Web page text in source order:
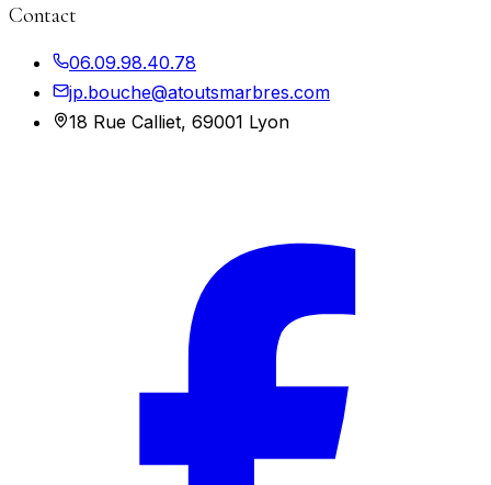
Contact
06.09.98.40.78
jp.bouche@atoutsmarbres.com
18 Rue Calliet, 69001 Lyon